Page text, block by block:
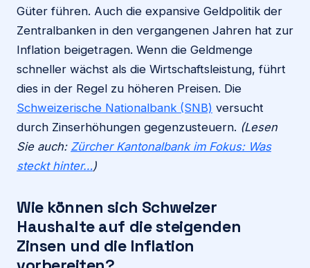
Güter führen. Auch die expansive Geldpolitik der
Zentralbanken in den vergangenen Jahren hat zur
Inflation beigetragen. Wenn die Geldmenge
schneller wächst als die Wirtschaftsleistung, führt
dies in der Regel zu höheren Preisen. Die
Schweizerische Nationalbank (SNB) versucht
durch Zinserhöhungen gegenzusteuern. (Lesen
Sie auch: Zürcher Kantonalbank im Fokus: Was
steckt hinter…)
Wie können sich Schweizer
Haushalte auf die steigenden
Zinsen und die Inflation